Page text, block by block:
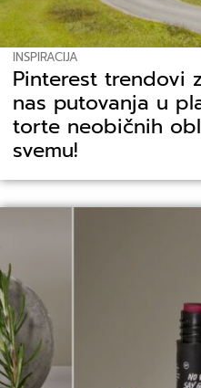
INSPIRACIJA
Pinterest trendovi
nas putovanja u
torte neobičnih
svemu!